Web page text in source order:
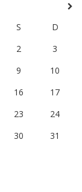
S
D
2
3
9
10
16
17
23
24
30 31